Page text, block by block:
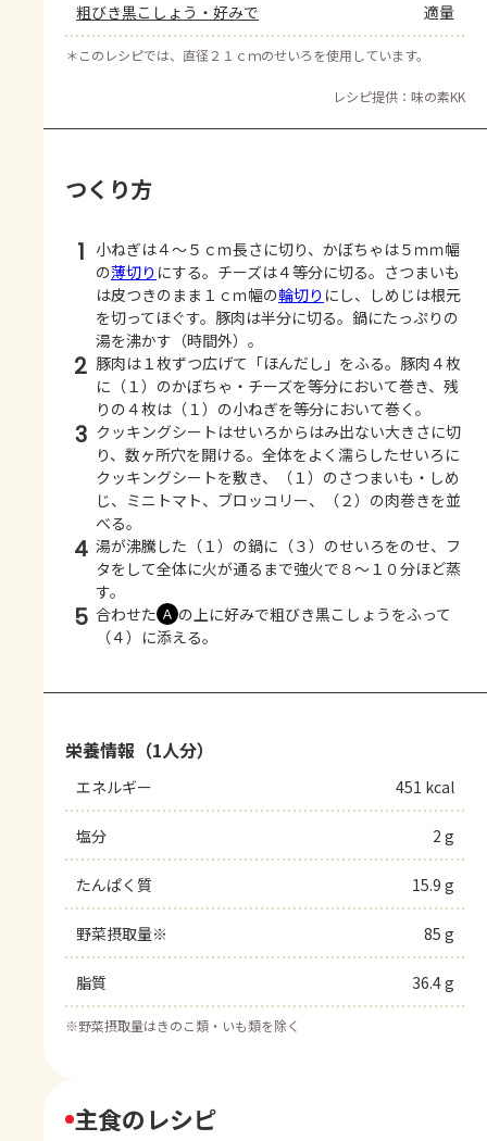
粗びき黒こしょう・好みで 適量
＊このレシピでは、直径２１ｃｍのせいろを使用しています。
レシピ提供：味の素KK
つくり方
1 小ねぎは４～５ｃｍ長さに切り、かぼちゃは５ｍｍ幅
の薄切り にする。チーズは４等分に切る。さつまいも
は皮つきのまま１ｃｍ幅の輪切り にし、しめじは根元
を切ってほぐす。豚肉は半分に切る。鍋にたっぷりの
湯を沸かす（時間外）。
2 豚肉は１枚ずつ広げて「ほんだし」をふる。豚肉４枚
に（１）のかぼちゃ・チーズを等分において巻き、残
りの４枚は（１）の小ねぎを等分において巻く。
3 クッキングシートはせいろからはみ出ない大きさに切
り、数ヶ所穴を開ける。全体をよく濡らしたせいろに
クッキングシートを敷き、（１）のさつまいも・しめ
じ、ミニトマト、ブロッコリー、（２）の肉巻きを並
べる。
4 湯が沸騰した（１）の鍋に（３）のせいろをのせ、フ
タをして全体に火が通るまで強火で８～１０分ほど蒸
す。
5 合わせた Ａ の上に好みで粗びき黒こしょうをふって
（４）に添える。
栄養情報（1人分）
エネルギー 451 kcal
塩分 2 g
たんぱく質 15.9 g
野菜摂取量※ 85 g
脂質 36.4 g
※野菜摂取量はきのこ類・いも類を除く
主食のレシピ